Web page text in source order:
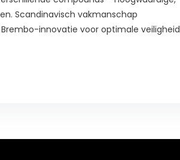
Scandinavisch vakmanschap
innovatie voor optimale veiligheid